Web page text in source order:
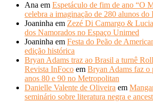
Ana em Espetáculo de fim de ano “O
celebra a imaginação de 280 alunos do
Joaninha em Zezé Di Camargo &
dos Namorados no Espaço Unimed
Joaninha em Festa do Peão de
edição histórica
Bryan Adams traz ao Brasil a turnê
Revista InFoco em Bryan Adams faz o
anos 80 e 90 no Metropolitan
Danielle Valente de Oliveira em
seminário sobre literatura negra e